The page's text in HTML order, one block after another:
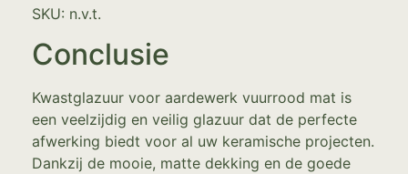
SKU: n.v.t.
Conclusie
Kwastglazuur voor aardewerk vuurrood mat is
een veelzijdig en veilig glazuur dat de perfecte
afwerking biedt voor al uw keramische projecten.
Dankzij de mooie, matte dekking en de goede